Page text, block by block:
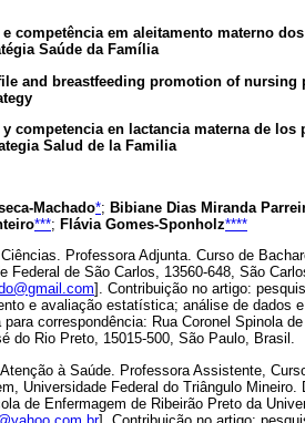
competência em aleitamento materno
Saúde da Família
and breastfeeding promotion of nursing
competencia en lactancia materna de los
Salud de la Familia
Machado*; Bibiane Dias Miranda
***; Flávia Gomes-Sponholz****
Professora Adjunta. Curso de
Federal de São Carlos, 13560-648, São
]. Contribuição no artigo:
e avaliação estatística; análise de dados
correspondência: Rua Coronel Spinola
do Rio Preto, 15015-500, São Paulo, Brasil.
à Saúde. Professora Assistente,
Universidade Federal do Triângulo
de Enfermagem de Ribeirão Preto da